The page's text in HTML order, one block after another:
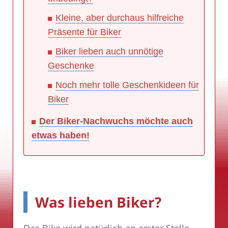
Kleine, aber durchaus hilfreiche
Präsente für Biker
Biker lieben auch unnötige
Geschenke
Noch mehr tolle Geschenkideen für
Biker
Der Biker-Nachwuchs möchte auch
etwas haben!
Was lieben Biker?